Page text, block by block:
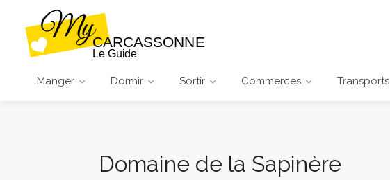
Manger Dormir Sortir Commerces Transports
Domaine de la Sapinère